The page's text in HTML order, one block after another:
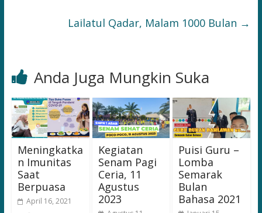
Lailatul Qadar, Malam 1000 Bulan →
Anda Juga Mungkin Suka
Meningkatka
n Imunitas
Saat
Berpuasa
April 16, 2021
Kegiatan
Senam Pagi
Ceria, 11
Agustus
2023
Puisi Guru –
Lomba
Semarak
Bulan
Bahasa 2021